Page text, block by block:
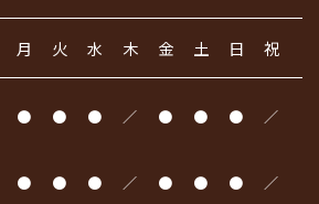
月 火 水 木 金 土 日 祝
● ● ● ／ ● ● ● ／
● ● ● ／ ● ● ● ／